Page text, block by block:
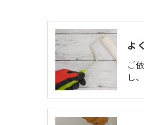
よ
ご
し